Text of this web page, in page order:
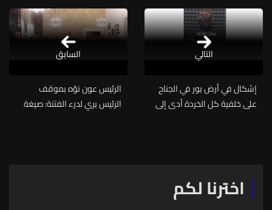
التالي
إشكال في أرض بور في الجناح
على خلفية كل الخردة أدى إلى
الرئيس عون نوّه بموقف
الرئيس بري لدرء الفتنة: صيغة
السابق
اخترنا لكم